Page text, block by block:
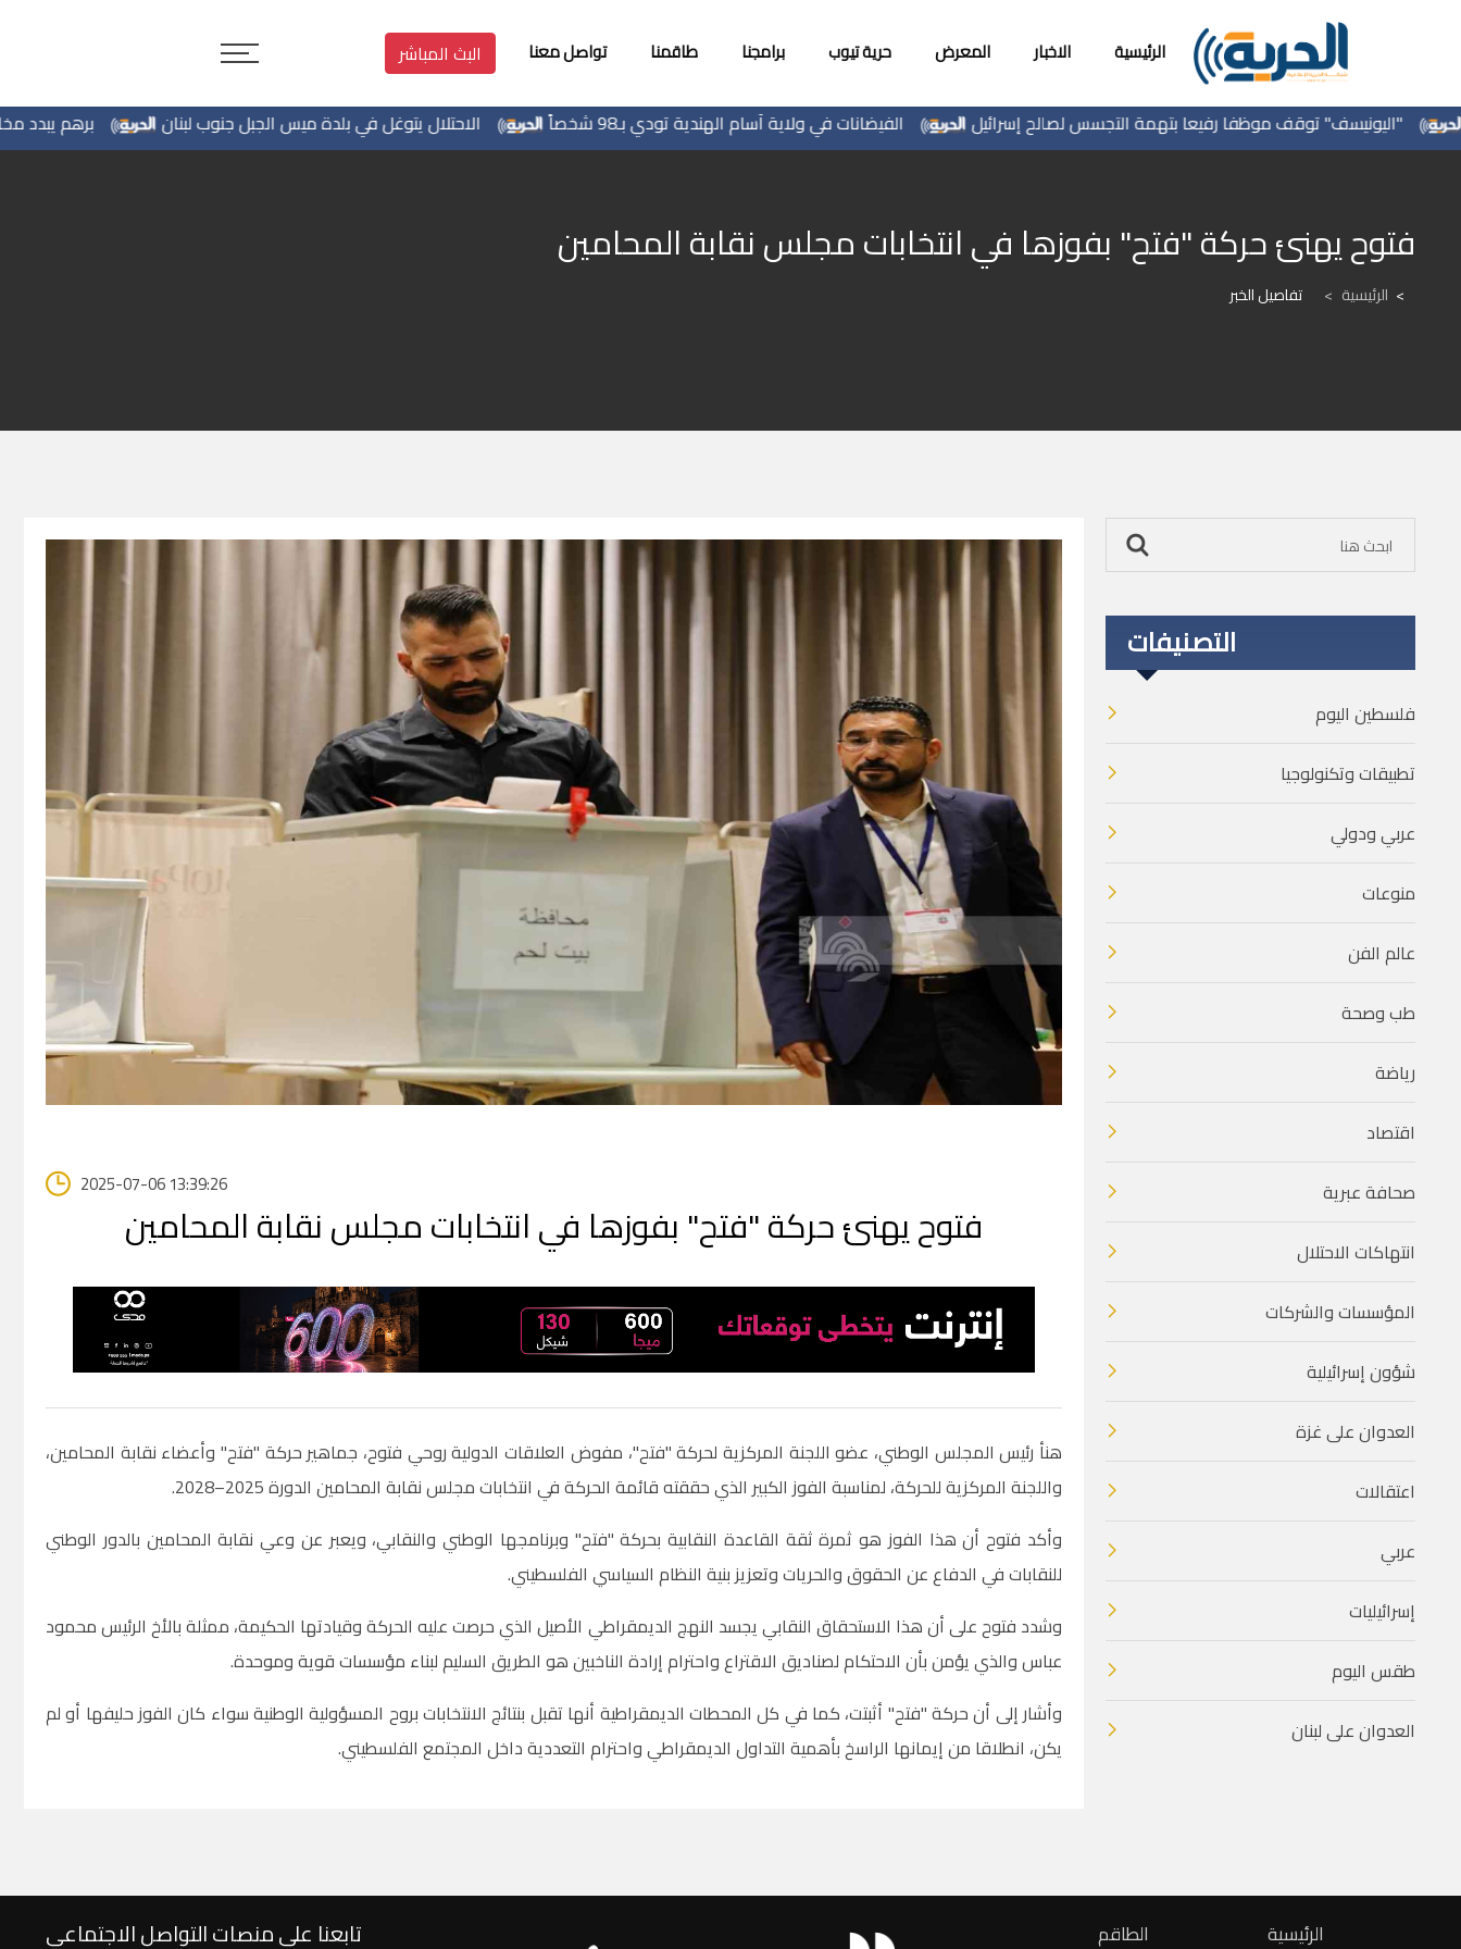
الرئيسية الاخبار المعرض حرية تيوب برامجنا طاقمنا تواصل معنا البث المباشر
برهم يبدد مخاوف الاحتلال يتوغل في بلدة ميس الجبل جنوب لبنان الفيضانات في ولاية آسام الهندية تودي بـ98 شخصاً "اليونيسف" توقف موظفا رفيعا بتهمة التجسس لصالح إسرائيل
فتوح يهنئ حركة "فتح" بفوزها في انتخابات مجلس نقابة المحامين
الرئيسية > تفاصيل الخبر
2025-07-06 13:39:26
فتوح يهنئ حركة "فتح" بفوزها في انتخابات مجلس نقابة المحامين
هنأ رئيس المجلس الوطني، عضو اللجنة المركزية لحركة "فتح"، مفوض العلاقات الدولية روحي فتوح، جماهير حركة "فتح" وأعضاء نقابة المحامين،
واللجنة المركزية للحركة، لمناسبة الفوز الكبير الذي حققته قائمة الحركة في انتخابات مجلس نقابة المحامين الدورة 2025–2028.
وأكد فتوح أن هذا الفوز هو ثمرة ثقة القاعدة النقابية بحركة "فتح" وبرنامجها الوطني والنقابي، ويعبر عن وعي نقابة المحامين بالدور الوطني
للنقابات في الدفاع عن الحقوق والحريات وتعزيز بنية النظام السياسي الفلسطيني.
وشدد فتوح على أن هذا الاستحقاق النقابي يجسد النهج الديمقراطي الأصيل الذي حرصت عليه الحركة وقيادتها الحكيمة، ممثلة بالأخ الرئيس محمود
عباس والذي يؤمن بأن الاحتكام لصناديق الاقتراع واحترام إرادة الناخبين هو الطريق السليم لبناء مؤسسات قوية وموحدة.
وأشار إلى أن حركة "فتح" أثبتت، كما في كل المحطات الديمقراطية أنها تقبل بنتائج الانتخابات بروح المسؤولية الوطنية سواء كان الفوز حليفها أو لم
يكن، انطلاقا من إيمانها الراسخ بأهمية التداول الديمقراطي واحترام التعددية داخل المجتمع الفلسطيني.
التصنيفات
فلسطين اليوم
تطبيقات وتكنولوجيا
عربي ودولي
منوعات
عالم الفن
طب وصحة
رياضة
اقتصاد
صحافة عبرية
انتهاكات الاحتلال
المؤسسات والشركات
شؤون إسرائيلية
العدوان على غزة
اعتقالات
عربي
إسرائيليات
طقس اليوم
العدوان على لبنان
تابعنا على منصات التواصل الاجتماعي الطاقم الرئيسية